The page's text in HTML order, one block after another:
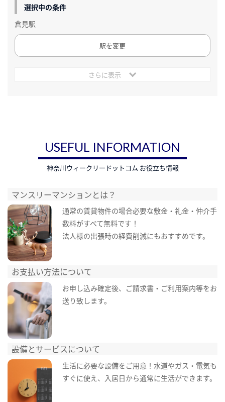
選択中の条件
倉見駅
駅を変更
さらに表示
USEFUL INFORMATION
神奈川ウィークリードットコム お役立ち情報
マンスリーマンションとは？
通常の賃貸物件の場合必要な敷金・礼金・仲介手
数料がすべて無料です！
法人様の出張時の経費削減にもおすすめです。
お支払い方法について
お申し込み確定後、ご請求書・ご利用案内等をお
送り致します。
設備とサービスについて
生活に必要な設備をご用意！水道やガス・電気も
すぐに使え、入居日から通常に生活ができます。